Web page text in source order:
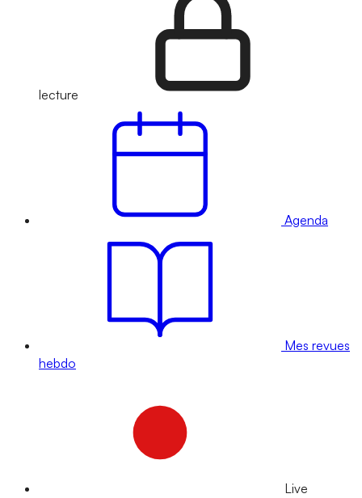
lecture
Agenda
Mes revues
hebdo
Live